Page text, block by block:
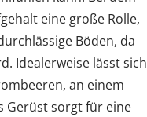
eine große Rolle,
Böden, da
Idealerweise lässt sich
an einem
Gerüst sorgt für eine